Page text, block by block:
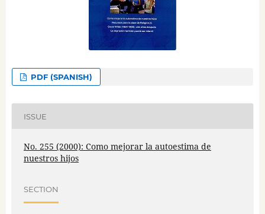
PDF (SPANISH)
ISSUE
No. 255 (2000): Como mejorar la autoestima de
nuestros hijos
SECTION